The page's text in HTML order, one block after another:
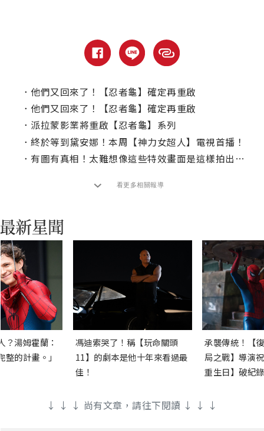
． 他們又回來了！【忍者龜】確定再重啟
． 他們又回來了！【忍者龜】確定再重啟
． 派拉蒙影業將重啟【忍者龜】系列
． 終於等到黛安娜！本周【神力女超人】電視首播！
． 有圖有真相！太難想像這些特效畫面是這樣拍出來的
看更多相關報導
？湯姆霍蘭：
的計畫。」
馮迪索哭了！稱【玩命關頭
11】的劇本是他十年來看過最
佳！
承襲傳統！【
局之戰】導演
重生日】破紀
↓ ↓ ↓ 尚有文章，請往下閱讀 ↓ ↓ ↓